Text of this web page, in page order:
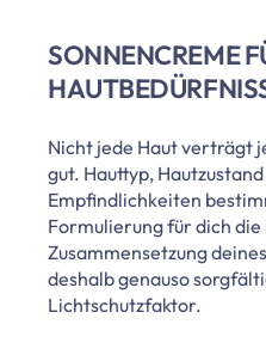
SONNENCREME
Nicht jede Haut verträgt
gut. Hauttyp,
Empfindlichkeiten
Formulierung für dich
Zusammensetzung
deshalb genauso
Lichtschutzfaktor.